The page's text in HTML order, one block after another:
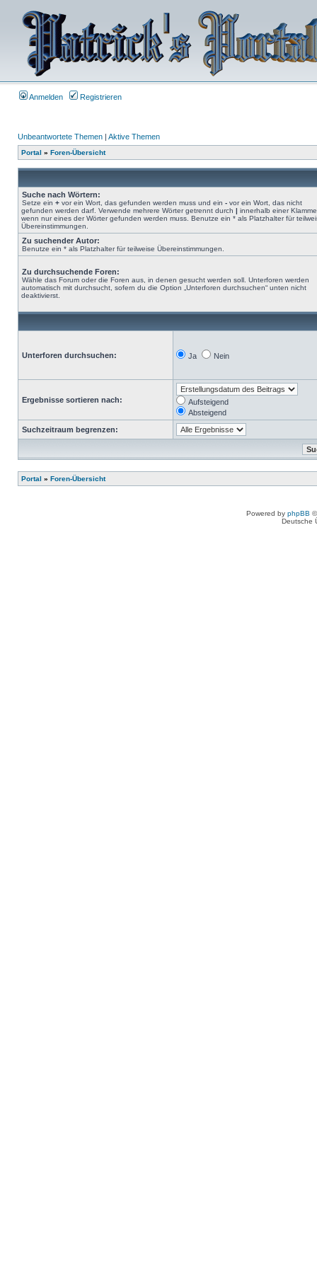
Anmelden Registrieren
Unbeantwortete Themen | Aktive Themen
Portal » Foren-Übersicht
Suche nach Wörtern:
Setze ein + vor ein Wort, das gefunden werden muss und ein - vor ein Wort, das nicht
gefunden werden darf. Verwende mehrere Wörter getrennt durch | innerhalb einer
wenn nur eines der Wörter gefunden werden muss. Benutze ein * als Platzhalter für
Übereinstimmungen.
Zu suchender Autor:
Benutze ein * als Platzhalter für teilweise Übereinstimmungen.
Zu durchsuchende Foren:
Wähle das Forum oder die Foren aus, in denen gesucht werden soll. Unterforen werden
automatisch mit durchsucht, sofern du die Option „Unterforen durchsuchen“ unten nicht
deaktivierst.
Unterforen durchsuchen: Ja Nein
Ergebnisse sortieren nach:
Aufsteigend
Absteigend
Suchzeitraum begrenzen:
Portal » Foren-Übersicht
Powered by phpBB
Deutsche